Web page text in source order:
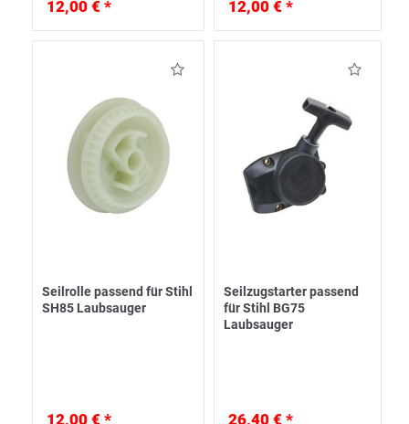
12,00 € * 12,00 € *
Seilrolle passend für Stihl
SH85 Laubsauger
12,00 € *
Seilzugstarter passend
für Stihl BG75
Laubsauger
26,40 € *